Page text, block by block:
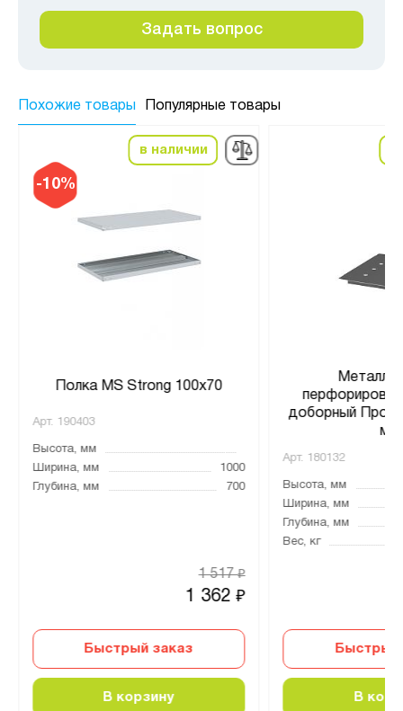
Задать вопрос
Похожие товары Популярные товары
-10%
в наличии
Полка MS Strong 100x70
Арт. 190403
Высота, мм
Ширина, мм
1000
Глубина, мм
700
1 362₽
1 517₽
Быстрый заказ
В корзину
доборный
мм
Арт. 180132
Высота, мм
Ширина, мм
Глубина, мм
Вес, кг
Быстрый
В